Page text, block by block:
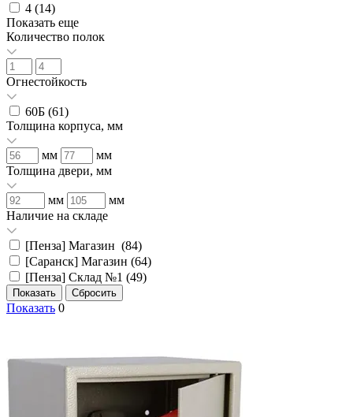
4 (14)
Показать еще
Количество полок
Огнестойкость
60Б (61)
Толщина корпуса, мм
мм
мм
Толщина двери, мм
мм
мм
Наличие на складе
[Пенза] Магазин (84)
[Саранск] Магазин (64)
[Пенза] Склад №1 (49)
Показать 0